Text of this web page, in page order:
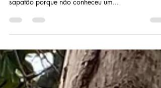
Foto de Thaïs Chavarry que maravilha, chegou a
que faltava para enfeitar esta reunião. você só é